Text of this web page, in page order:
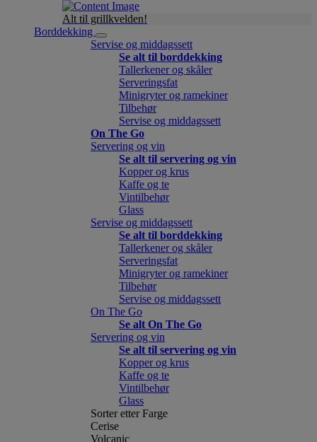
Alt til grillkvelden!
Borddekking
Servise og middagssett
Se alt til borddekking
Tallerkener og skåler
Serveringsfat
Minigryter og ramekiner
Tilbehør
Servise og middagssett
On The Go
Servering og vin
Se alt til servering og vin
Kopper og krus
Kaffe og te
Vintilbehør
Glass
Servise og middagssett
Se alt til borddekking
Tallerkener og skåler
Serveringsfat
Minigryter og ramekiner
Tilbehør
Servise og middagssett
On The Go
Se alt On The Go
Servering og vin
Se alt til servering og vin
Kopper og krus
Kaffe og te
Vintilbehør
Glass
Sorter etter Farge
Cerise
Volcanic